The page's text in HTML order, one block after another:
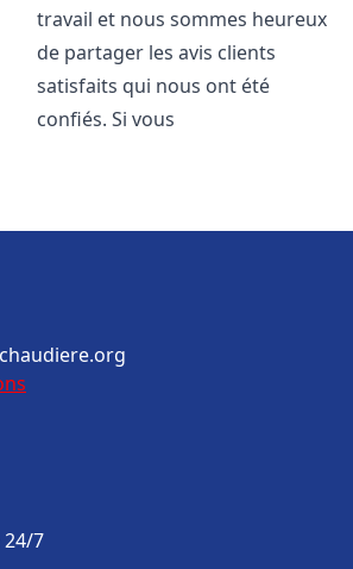
travail et nous sommes heureux
de partager les avis clients
satisfaits qui nous ont été
confiés. Si vous
7